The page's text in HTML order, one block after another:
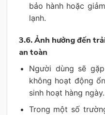
bảo hành hoặc
lạnh.
3.6. Ảnh hưởng đến
an toàn
Người dùng sẽ
không hoạt động
sinh hoạt hàng ngày.
Trong một số